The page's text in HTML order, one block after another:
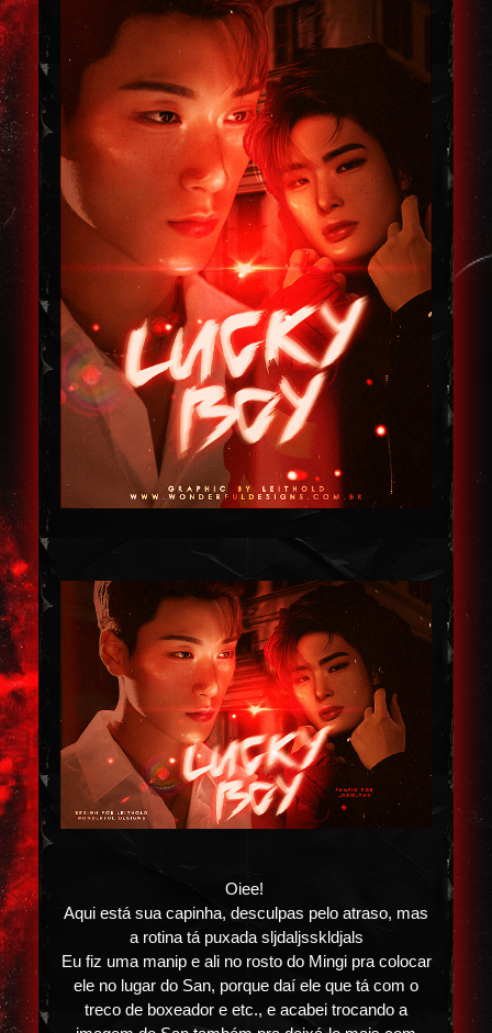
Oiee!
Aqui está sua capinha, desculpas pelo atraso, mas
a rotina tá puxada sljdaljsskldjals
Eu fiz uma manip e ali no rosto do Mingi pra colocar
ele no lugar do San, porque daí ele que tá com o
treco de boxeador e etc., e acabei trocando a